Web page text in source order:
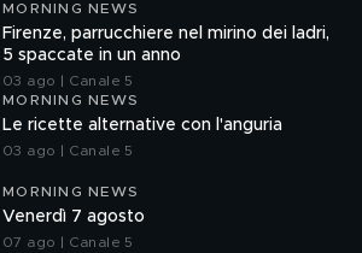
MORNING NEWS
Firenze, parrucchiere nel mirino dei ladri,
5 spaccate in un anno
03 ago | Canale 5
MORNING NEWS
Le ricette alternative con l'anguria
03 ago | Canale 5
MORNING NEWS
Venerdì 7 agosto
07 ago | Canale 5